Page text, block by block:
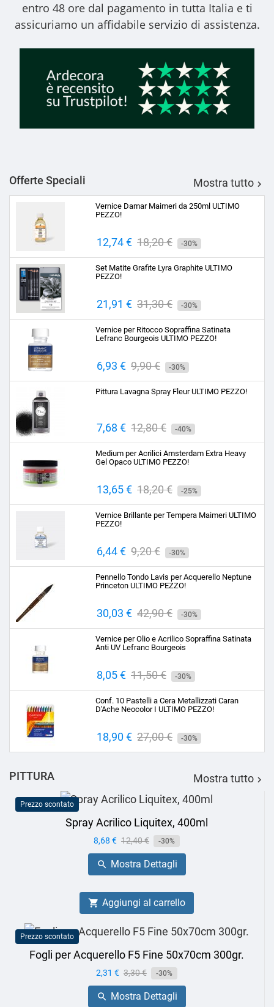
entro 48 ore dal pagamento in tutta Italia e ti
assicuriamo un affidabile servizio di assistenza.
Offerte Speciali Mostra tutto 
Vernice Damar Maimeri da 250ml ULTIMO
PEZZO!
Prezzo
12,74 € Prezzo
base
18,20 € -30%
Set Matite Grafite Lyra Graphite ULTIMO
PEZZO!
Prezzo
21,91 € Prezzo
base
31,30 € -30%
Vernice per Ritocco Sopraffina Satinata
Lefranc Bourgeois ULTIMO PEZZO!
Prezzo
6,93 € Prezzo
base
9,90 € -30%
Pittura Lavagna Spray Fleur ULTIMO PEZZO!
Prezzo
7,68 € Prezzo
base
12,80 € -40%
Medium per Acrilici Amsterdam Extra Heavy
Gel Opaco ULTIMO PEZZO!
Prezzo
13,65 € Prezzo
base
18,20 € -25%
Vernice Brillante per Tempera Maimeri ULTIMO
PEZZO!
Prezzo
6,44 € Prezzo
base
9,20 € -30%
Pennello Tondo Lavis per Acquerello Neptune
Princeton ULTIMO PEZZO!
Prezzo
30,03 € Prezzo
base
42,90 € -30%
Vernice per Olio e Acrilico Sopraffina Satinata
Anti UV Lefranc Bourgeois
Prezzo
8,05 € Prezzo
base
11,50 € -30%
Conf. 10 Pastelli a Cera Metallizzati Caran
D'Ache Neocolor I ULTIMO PEZZO!
Prezzo
18,90 € Prezzo
base
27,00 € -30%
PITTURA Mostra tutto 
Prezzo scontato
Spray Acrilico Liquitex, 400ml
Prezzo
8,68 € Prezzo
base
12,40 € -30%
 Mostra Dettagli
 Aggiungi al carrello
Prezzo scontato
Fogli per Acquerello F5 Fine 50x70cm 300gr.
Prezzo
2,31 € Prezzo
base
3,30 € -30%
 Mostra Dettagli